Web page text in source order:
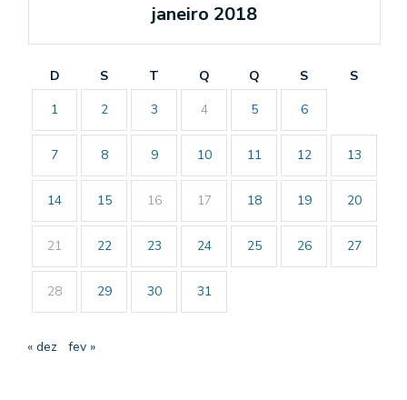
janeiro 2018
D S T Q Q S
S
1
2 3 4 5 6
7 8 9 10 11 12 13
14 15 16 17 18 19 20
21 22 23 24 25 26 27
28 29 30 31
« dez fev »